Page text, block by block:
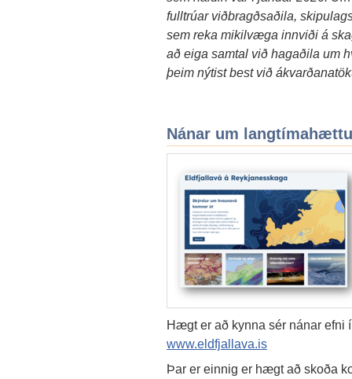
fulltrúar viðbragðsaðila,
sem reka mikilvæga innviði á
að eiga samtal við hagaðila um
þeim nýtist best við
Nánar um
Hægt er að kynna sér nánar efni
www.eldfjallava.is
Þar er einnig er hægt að skoða